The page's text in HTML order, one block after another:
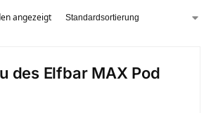
angezeigt
des Elfbar MAX Pod